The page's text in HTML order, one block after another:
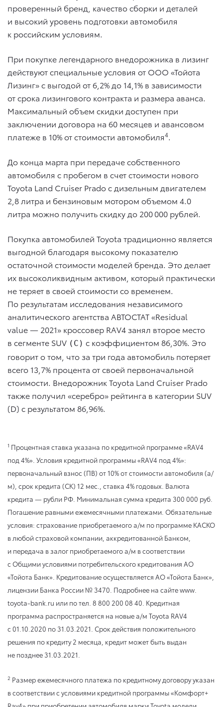
проверенный бренд, качество сборки и деталей
и высокий уровень подготовки автомобиля
к российским условиям.
При покупке легендарного внедорожника в лизинг
действуют специальные условия от ООО «Тойота
Лизинг» с выгодой от 6,2% до 14,1% в зависимости
от срока лизингового контракта и размера аванса.
Максимальный объем скидки доступен при
заключении договора на 60 месяцев и авансовом
платеже в 10% от стоимости автомобиля4.
До конца марта при передаче собственного
автомобиля с пробегом в счет стоимости нового
Toyota Land Cruiser Prado с дизельным двигателем
2,8 литра и бензиновым мотором объемом 4.0
литра можно получить скидку до 200 000 рублей.
Покупка автомобилей Toyota традиционно является
выгодной благодаря высокому показателю
остаточной стоимости моделей бренда. Это делает
их высоколиквидным активом, который практически
не теряет в своей стоимости со временем.
По результатам исследования независимого
аналитического агентства АВТОСТАТ «Residual
value — 2021» кроссовер RAV4 занял второе место
в сегменте SUV (С) c коэффициентом 86,30%. Это
говорит о том, что за три года автомобиль потеряет
всего 13,7% процента от своей первоначальной
стоимости. Внедорожник Toyota Land Cruiser Prado
также получил «серебро» рейтинга в категории SUV
(D) с результатом 86,96%.
1 Процентная ставка указана по кредитной программе «RAV4
под 4%». Условия кредитной программы «RAV4 под 4%»:
первоначальный взнос (ПВ) от 10% от стоимости автомобиля (а/
м), срок кредита (СК) 12 мес., ставка 4% годовых. Валюта
кредита — рубли РФ. Минимальная сумма кредита 300 000 руб.
Погашение равными ежемесячными платежами. Обязательные
условия: страхование приобретаемого а/м по программе КАСКО
в любой страховой компании, аккредитованной Банком,
и передача в залог приобретаемого а/м в соответствии
с Общими условиями потребительского кредитования АО
«Тойота Банк». Кредитование осуществляется АО «Тойота Банк»,
лицензии Банка России № 3470. Подробнее на сайте www.
toyota-bank.ru или по тел. 8 800 200 08 40. Кредитная
программа распространяется на новые а/м Toyota RAV4
с 01.10.2020 по 31.03.2021 . Срок действия положительного
решения по кредиту 2 месяца, кредит может быть выдан
не позднее 31.03.2021.
2 Размер ежемесячного платежа по кредитному договору указан
в соответствии с условиями кредитной программы «Комфорт+